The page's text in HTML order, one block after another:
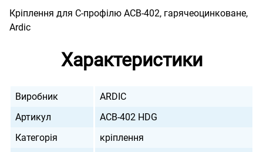
Кріплення для С-профілю ACB-402, гарячеоцинковане,
Ardic
Характеристики
Виробник
ARDIC
Артикул
ACB-402 HDG
Категорія
кріплення